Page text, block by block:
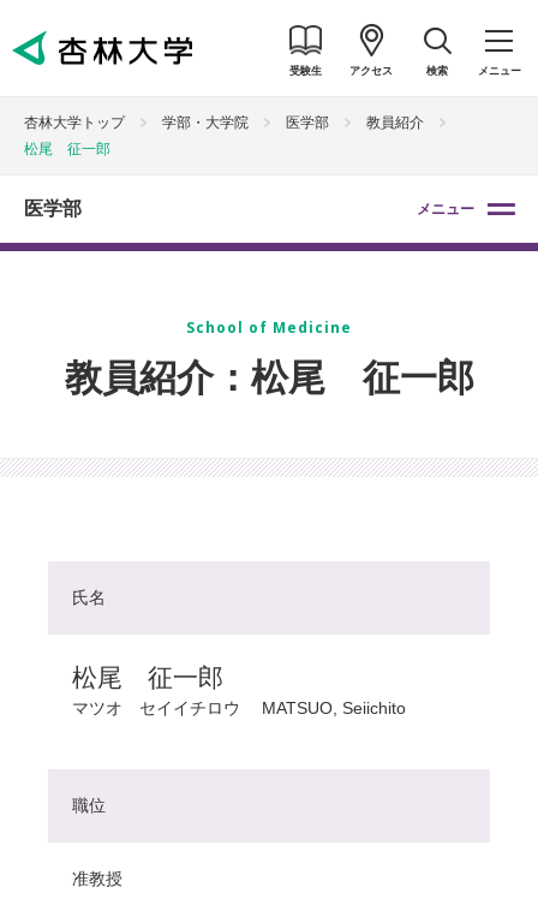
受験生 アクセス 検索 メニュー
杏林大学トップ 学部・大学院 医学部
教員紹介
松尾 征一郎
医学部 メニュー
School of Medicine
教員紹介：松尾 征一郎
氏名
松尾 征一郎
マツオ セイイチロウ MATSUO, Seiichito
職位
准教授